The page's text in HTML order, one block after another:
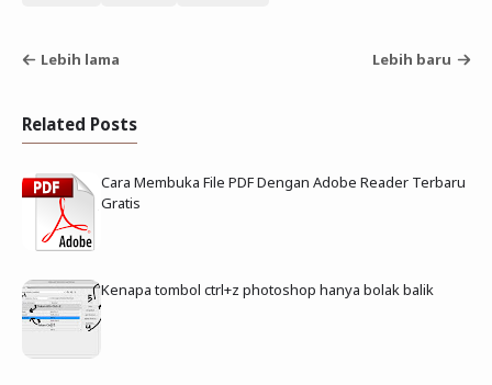
Lebih lama Lebih baru
Related Posts
Cara Membuka File PDF Dengan Adobe Reader Terbaru
Gratis
Kenapa tombol ctrl+z photoshop hanya bolak balik